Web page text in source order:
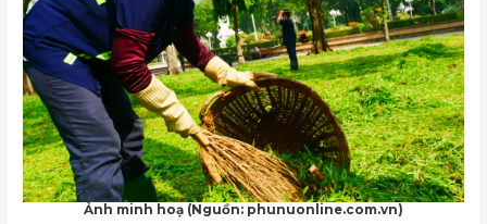
Ảnh minh hoạ (Nguồn: phunuonline.com.vn)